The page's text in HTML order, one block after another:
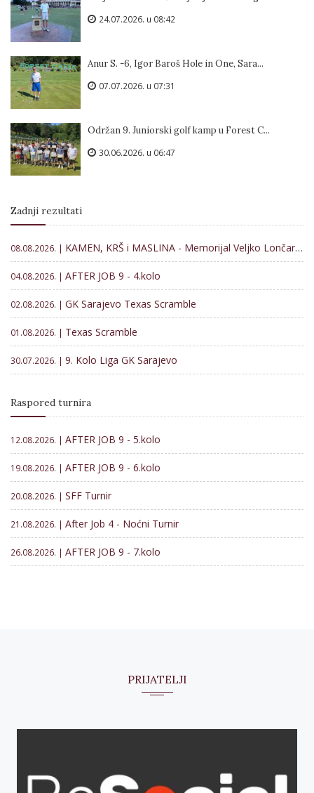
24.07.2026. u 08:42
Anur S. -6, Igor Baroš Hole in One, Sara...
07.07.2026. u 07:31
Održan 9. Juniorski golf kamp u Forest C...
30.06.2026. u 06:47
Zadnji rezultati
08.08.2026. | KAMEN, KRŠ i MASLINA - Memorijal Veljko Lončar 2026
04.08.2026. | AFTER JOB 9 - 4.kolo
02.08.2026. | GK Sarajevo Texas Scramble
01.08.2026. | Texas Scramble
30.07.2026. | 9. Kolo Liga GK Sarajevo
Raspored turnira
12.08.2026. | AFTER JOB 9 - 5.kolo
19.08.2026. | AFTER JOB 9 - 6.kolo
20.08.2026. | SFF Turnir
21.08.2026. | After Job 4 - Noćni Turnir
26.08.2026. | AFTER JOB 9 - 7.kolo
PRIJATELJI